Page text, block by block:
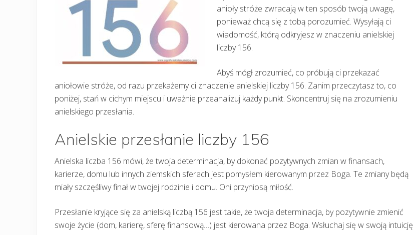
anioły stróże zwracają w ten sposób twoją uwagę,
ponieważ chcą się z tobą porozumieć. Wysyłają ci
wiadomość, którą odkryjesz w znaczeniu anielskiej
liczby 156.
Abyś mógł zrozumieć, co próbują ci przekazać
aniołowie stróże, od razu przekażemy ci znaczenie anielskiej liczby 156. Zanim przeczytasz to, co
poniżej, stań w cichym miejscu i uważnie przeanalizuj każdy punkt. Skoncentruj się na zrozumieniu
anielskiego przesłania.
Anielskie przesłanie liczby 156
Anielska liczba 156 mówi, że twoja determinacja, by dokonać pozytywnych zmian w finansach,
karierze, domu lub innych ziemskich sferach jest pomysłem kierowanym przez Boga. Te zmiany będą
miały szczęśliwy finał w twojej rodzinie i domu. Oni przyniosą miłość.
Przesłanie kryjące się za anielską liczbą 156 jest takie, że twoja determinacja, by pozytywnie zmienić
swoje życie (dom, karierę, sferę finansową…) jest kierowana przez Boga. Wsłuchaj się w swoją intuicję